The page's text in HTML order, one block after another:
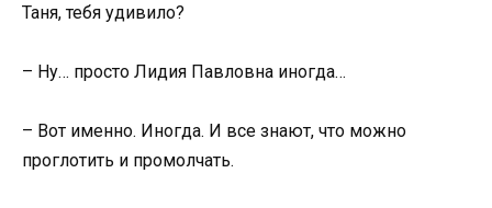
Таня, тебя удивило?
– Ну… просто Лидия Павловна иногда…
– Вот именно. Иногда. И все знают, что можно
проглотить и промолчать.